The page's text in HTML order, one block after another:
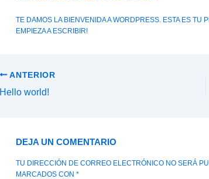
TE DAMOS LA BIENVENIDA A WORDPRESS. ESTA ES TU
EMPIEZA A ESCRIBIR!
ANTERIOR
Hello world!
DEJA UN COMENTARIO
TU DIRECCIÓN DE CORREO ELECTRÓNICO NO SERÁ
MARCADOS CON *